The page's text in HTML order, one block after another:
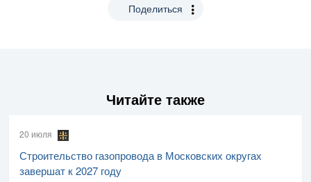
Поделиться
Читайте также
20 июля
Строительство газопровода в Московских округах
завершат к 2027 году